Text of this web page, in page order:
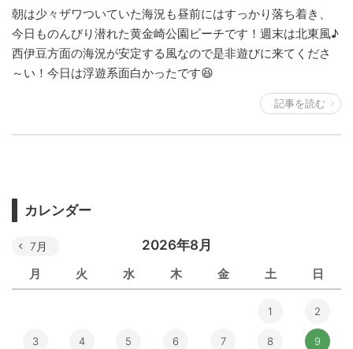
朝は少々ザワついていた海況も昼前にはすっかり落ち着き、
今日ものんびり潜れた黄金崎公園ビーチです！週末は北東風♪
西伊豆方面の海況が安定する風なので是非遊びに来てくださ
～い！今日は浮遊系面白かったです😆
記事を読む
カレンダー
2026年8月
月 火 水 木 金 土 日
7月
1 2
3 4 5 6 7 8 9